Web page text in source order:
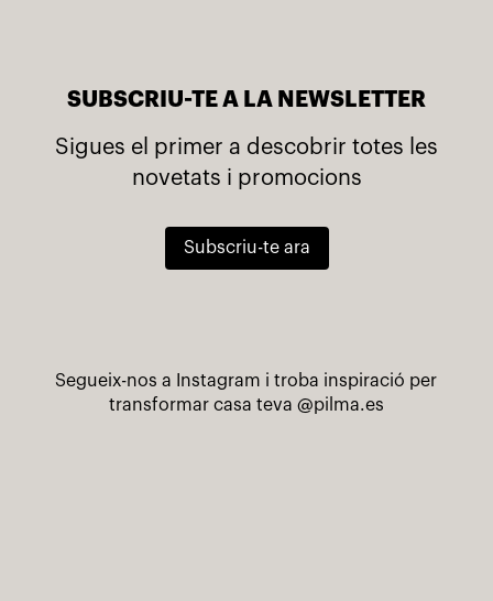
SUBSCRIU-TE A LA NEWSLETTER
Sigues el primer a descobrir totes les
novetats i promocions
Subscriu-te ara
Segueix-nos a Instagram i troba inspiració per
transformar casa teva @pilma.es